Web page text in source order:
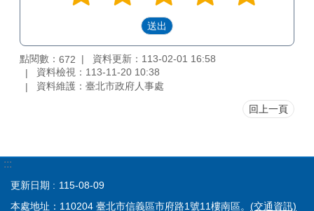
點閱數： 672
資料更新：113-02-01 16:58
資料檢視：113-11-20 10:38
資料維護：臺北市政府人事處
回上一頁
:::
更新日期
115-08-09
本處地址：110204 臺北市信義區市府路1號11樓南區。 (交通資訊)